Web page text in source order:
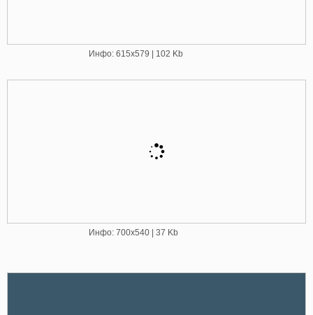
Инфо: 615х579 | 102 Kb
Инфо: 700х540 | 37 Kb